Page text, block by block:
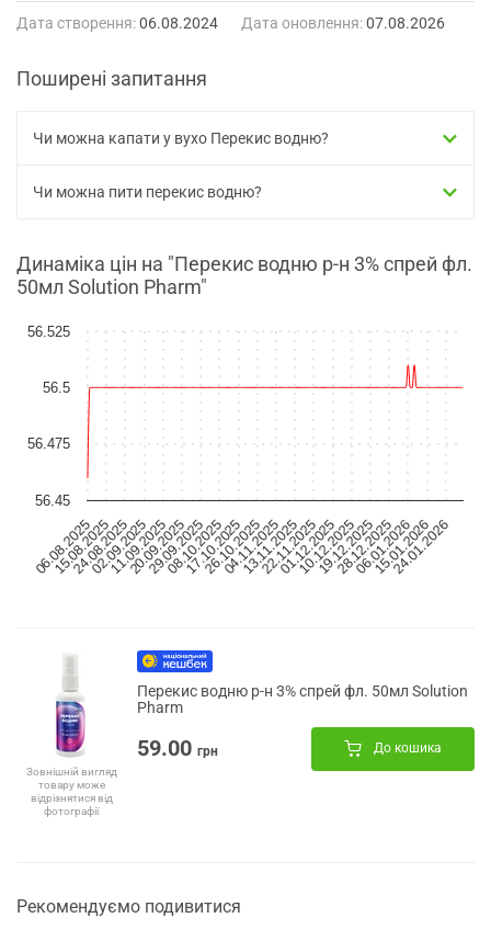
Дата створення:06.08.2024 Дата оновлення:07.08.2026
Поширені запитання
Чи можна капати у вухо Перекис водню?
Чи можна пити перекис водню?
Динаміка цін на "Перекис водню р-н 3% спрей фл.
50мл Solution Pharm"
06.08.2025 04.11.2025
15.08.2025
24.08.2025
02.09.2025
11.09.2025
20.09.2025
29.09.2025
08.10.2025
17.10.2025
26.10.202513.11.2025
22.11.2025
01.12.2025
10.12.2025
19.12.2025
28.12.2025
06.01.2026
15.01.2026
24.01.2026
56.5
56.45
56.475
56.525
Зовнішній вигляд
товару може
відрізнятися від
фотографії
Перекис водню р-н 3% спрей фл. 50мл Solution
Pharm
59.00 грн До кошика
Рекомендуємо подивитися